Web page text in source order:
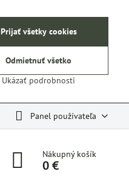
Panel používateľa
Nákupný košík
0 €
Ukázať podrobnosti
Prijať všetky cookies
Odmietnuť všetko